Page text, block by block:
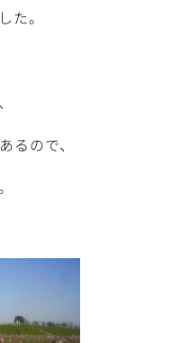
た。
るので、